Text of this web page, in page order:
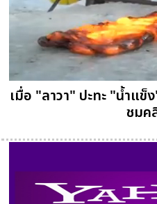
เมื่อ "ลาวา" ปะทะ "น้ำแข็
ชมค